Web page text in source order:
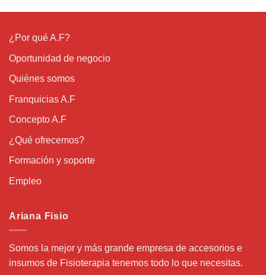
¿Por qué A.F?
Oportunidad de negocio
Quiénes somos
Franquicias A.F
Concepto A.F
¿Qué ofrecemos?
Formación y soporte
Empleo
Ariana Fisio
Somos la mejor y más grande empresa de accesorios e
insumos de Fisioterapia tenemos todo lo que necesitas.